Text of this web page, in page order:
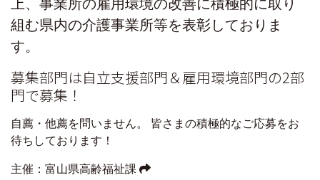
開発企業はこちら
相談
リンク
お問い合わせ
上、事業所の雇用環境の改善に積極的に取り
組む県内の介護事業所等を表彰しておりま
す。
募集部門は自立支援部門＆雇用環境部門の2部
門で募集！
自薦・他薦を問いません。
皆さまの積極的なご応募をお
待ちしております！
主催：富山県高齢福祉課